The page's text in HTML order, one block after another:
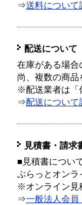
⇒送料について
配送について
在庫がある場合
尚、複数の商品
※配送業者は「
⇒配送について
見積書・請求
■見積書につい
ぷらっとオンラ
※オンライン見
⇒一般法人会員